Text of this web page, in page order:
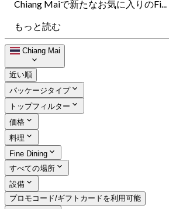
Chiang Maiで新たなお気に入りのFi...
もっと読む
Chiang Mai
近い順
パッケージタイプ
トップフィルター
価格
料理
Fine Dining
すべての場所
設備
プロモコード/ギフトカードを利用可能